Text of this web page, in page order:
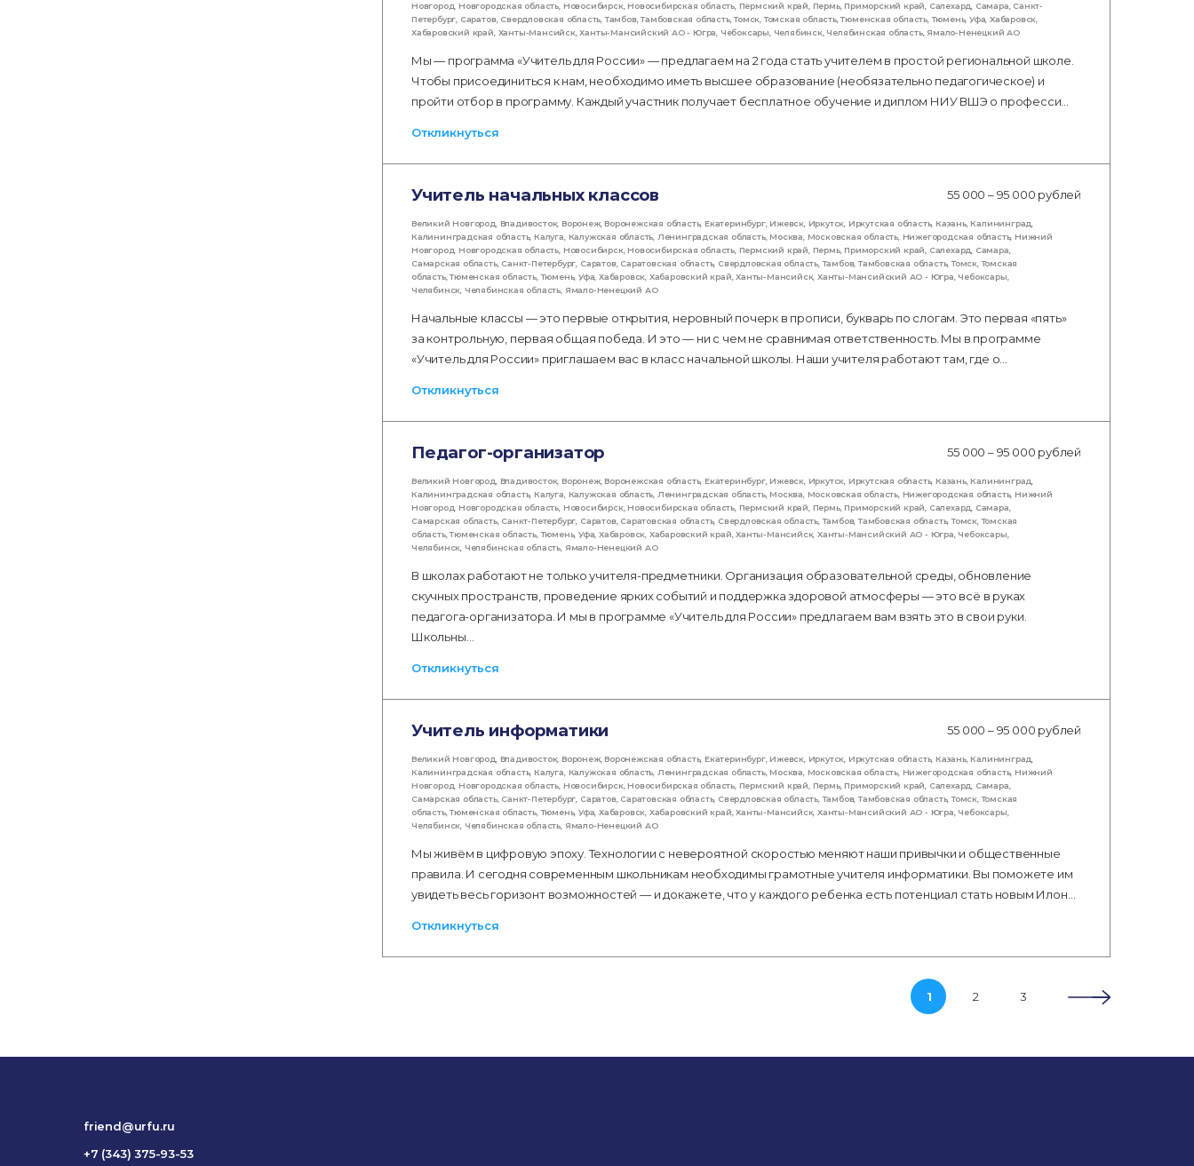
Новгород Новгородская область Новосибирск, Новосибирская область, Пермский край Пермь, Приморский край Салехард Самара Санкт-
Петербург Саратов, Свердловская область ,Тамбов,Тамбовская область,Томск ,Томская область,Тюменская область,Тюмень,Уфа ,Хабаровск
Хабаровский край Ханты-Мансийск,Ханты-Мансийский АО - Югра Чебоксары Челябинск, Челябинская область, Ямало-Ненецкий АО
Мы — программа «Учитель для России» — предлагаем на 2 года стать учителем в простой региональной школе.
Чтобы присоединиться к нам, необходимо иметь высшее образование (необязательно педагогическое) и
пройти отбор в программу. Каждый участник получает бесплатное обучение и диплом НИУ ВШЭ о професси…
Откликнуться
Учитель начальных классов 55 000 – 95 000 рублей
Великий Новгород Владивосток, Воронеж, Воронежская область, Екатеринбург, Ижевск, Иркутск Иркутская область, Казань, Калининград
Калининградская область, Калуга Калужская область Ленинградская область, Москва Московская область, Нижегородская область, Нижний
Новгород Новгородская область Новосибирск, Новосибирская область, Пермский край Пермь, Приморский край Салехард Самара
Самарская область, Санкт-Петербург Саратов, Саратовская область, Свердловская область,Тамбов,Тамбовская область,Томск,Томская
область,Тюменская область,Тюмень, Уфа Хабаровск Хабаровский край ,Ханты-Мансийск, Ханты-Мансийский АО - Югра Чебоксары
Челябинск Челябинская область Ямало-Ненецкий АО
Начальные классы — это первые открытия, неровный почерк в прописи, букварь по слогам. Это первая «пять»
за контрольную, первая общая победа. И это — ни с чем не сравнимая ответственность. Мы в программе
«Учитель для России» приглашаем вас в класс начальной школы. Наши учителя работают там, где о…
Откликнуться
Педагог-организатор 55 000 – 95 000 рублей
Великий Новгород Владивосток, Воронеж, Воронежская область, Екатеринбург, Ижевск, Иркутск Иркутская область, Казань, Калининград
Калининградская область, Калуга Калужская область Ленинградская область, Москва Московская область, Нижегородская область, Нижний
Новгород Новгородская область Новосибирск, Новосибирская область, Пермский край Пермь, Приморский край Салехард Самара
Самарская область, Санкт-Петербург Саратов, Саратовская область, Свердловская область,Тамбов,Тамбовская область,Томск,Томская
область,Тюменская область,Тюмень, Уфа Хабаровск Хабаровский край ,Ханты-Мансийск, Ханты-Мансийский АО - Югра Чебоксары
Челябинск Челябинская область Ямало-Ненецкий АО
В школах работают не только учителя-предметники. Организация образовательной среды, обновление
скучных пространств, проведение ярких событий и поддержка здоровой атмосферы — это всё в руках
педагога-организатора. И мы в программе «Учитель для России» предлагаем вам взять это в свои руки.
Школьны…
Откликнуться
Учитель информатики 55 000 – 95 000 рублей
Великий Новгород Владивосток, Воронеж, Воронежская область, Екатеринбург, Ижевск, Иркутск Иркутская область, Казань, Калининград
Калининградская область, Калуга Калужская область Ленинградская область, Москва Московская область, Нижегородская область, Нижний
Новгород Новгородская область Новосибирск, Новосибирская область, Пермский край Пермь, Приморский край Салехард Самара
Самарская область, Санкт-Петербург Саратов, Саратовская область, Свердловская область,Тамбов,Тамбовская область,Томск,Томская
область,Тюменская область,Тюмень, Уфа Хабаровск Хабаровский край ,Ханты-Мансийск, Ханты-Мансийский АО - Югра Чебоксары
Челябинск Челябинская область Ямало-Ненецкий АО
Мы живём в цифровую эпоху. Технологии с невероятной скоростью меняют наши привычки и общественные
правила. И сегодня современным школьникам необходимы грамотные учителя информатики. Вы поможете им
увидеть весь горизонт возможностей — и докажете, что у каждого ребенка есть потенциал стать новым Илон…
Откликнуться
1 2 3
friend@urfu.ru
+7 (343) 375-93-53